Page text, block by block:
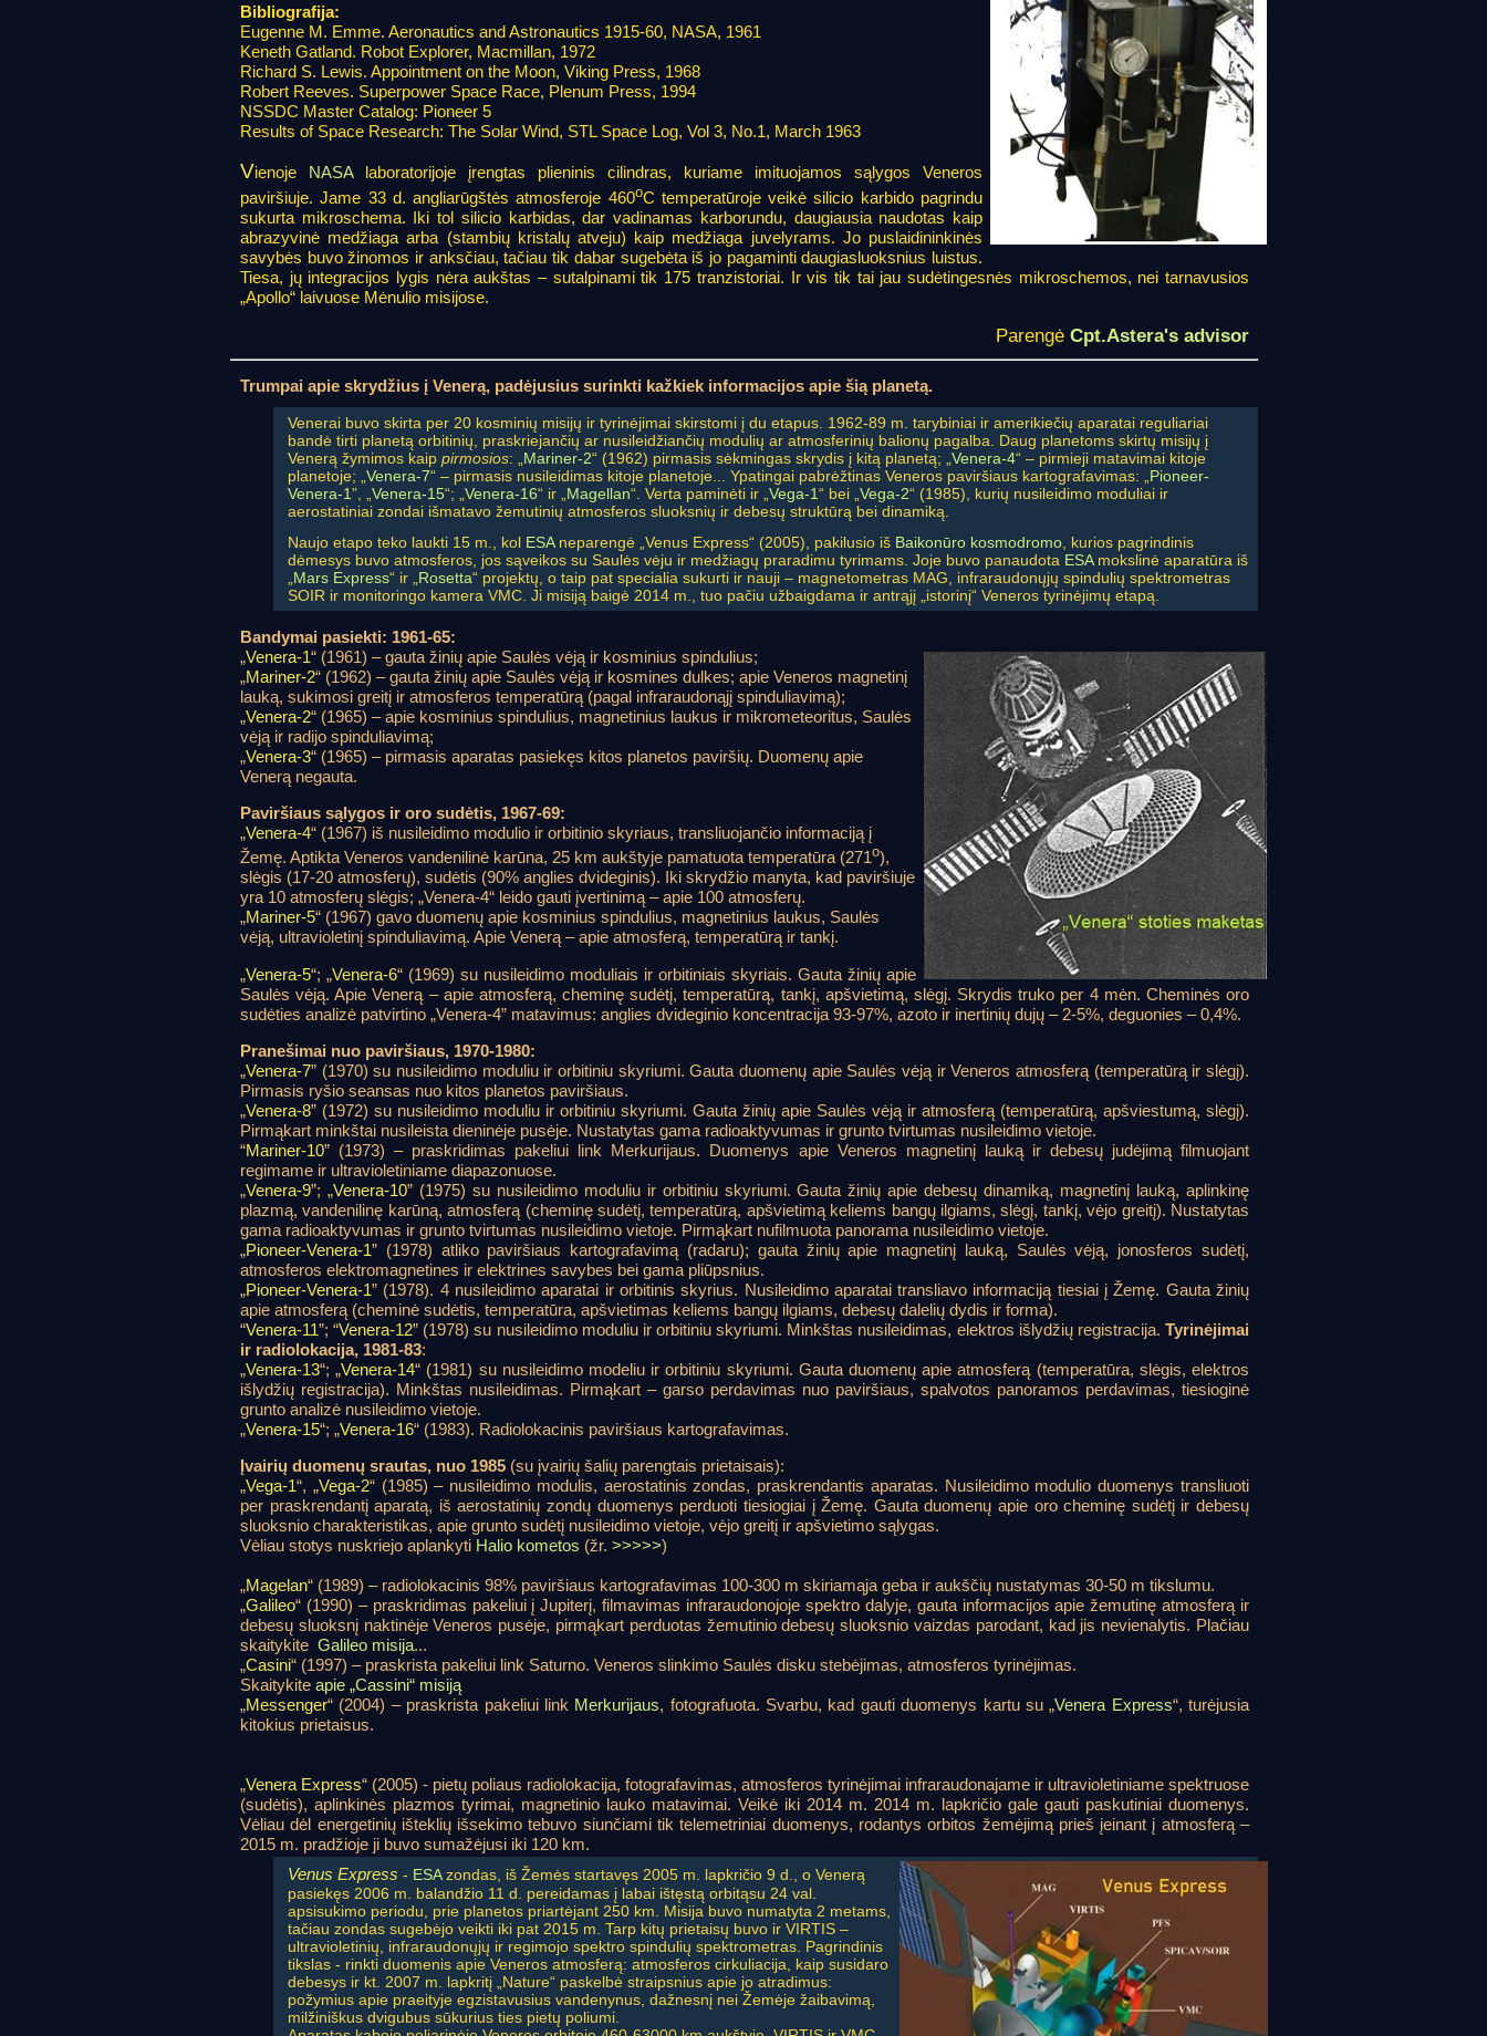
Bibliografija:
Eugenne M. Emme. Aeronautics and Astronautics 1915-60, NASA, 1961
Keneth Gatland. Robot Explorer, Macmillan, 1972
Richard S. Lewis. Appointment on the Moon, Viking Press, 1968
Robert Reeves. Superpower Space Race, Plenum Press, 1994
NSSDC Master Catalog: Pioneer 5
Results of Space Research: The Solar Wind, STL Space Log, Vol 3, No.1, March 1963
Vienoje NASAlaboratorijoje įrengtas plieninis cilindras, kuriame imituojamos sąlygos Veneros
paviršiuje. Jame 33 d. angliarūgštės atmosferoje 460oC temperatūroje veikė silicio karbido pagrindu
sukurta mikroschema. Iki tol silicio karbidas, dar vadinamas karborundu, daugiausia naudotas kaip
abrazyvinė medžiaga arba (stambių kristalų atveju) kaip medžiaga juvelyrams. Jo puslaidininkinės
savybės buvo žinomos ir anksčiau, tačiau tik dabar sugebėta iš jo pagaminti daugiasluoksnius luistus.
Tiesa, jų integracijos lygis nėra aukštas – sutalpinami tik 175 tranzistoriai. Ir vis tik tai jau sudėtingesnės mikroschemos, nei tarnavusios
„Apollo“ laivuose Mėnulio misijose.
Parengė Cpt.Astera's advisor
Trumpai apie skrydžius į Venerą, padėjusius surinkti kažkiek informacijos apie šią planetą.
Venerai buvo skirta per 20 kosminių misijų ir tyrinėjimai skirstomi į du etapus. 1962-89 m. tarybiniai ir amerikiečių aparatai reguliariai
bandė tirti planetą orbitinių, praskriejančių ar nusileidžiančių modulių ar atmosferinių balionų pagalba. Daug planetoms skirtų misijų į
Venerą žymimos kaip pirmosios: „ Mariner-2“ (1962) pirmasis sėkmingas skrydis į kitą planetą; „ Venera-4“ – pirmieji matavimai kitoje
planetoje; „ Venera-7“ – pirmasis nusileidimas kitoje planetoje... Ypatingai pabrėžtinas Veneros paviršiaus kartografavimas: „ Pioneer-
Venera-1”, „ Venera-15“; „ Venera-16“ ir „ Magellan“. Verta paminėti ir „ Vega-1“ bei „ Vega-2“ (1985), kurių nusileidimo moduliai ir
aerostatiniai zondai išmatavo žemutinių atmosferos sluoksnių ir debesų struktūrą bei dinamiką.
Naujo etapo teko laukti 15 m., kol ESAneparengė „Venus Express“ (2005), pakilusio iš Baikonūro kosmodromo , kurios pagrindinis
dėmesys buvo atmosferos, jos sąveikos su Saulės vėju ir medžiagų praradimu tyrimams. Joje buvo panaudota ESAmokslinė aparatūra iš
Mars Express“ ir „ Rosetta“ projektų, o taip pat specialia sukurti ir nauji – magnetometras MAG, infraraudonųjų spindulių spektrometras
SOIR ir monitoringo kamera VMC. Ji misiją baigė 2014 m., tuo pačiu užbaigdama ir antrąjį „istorinį“ Veneros tyrinėjimų etapą.
Bandymai pasiekti: 1961-65:
„Venera-1“ (1961) – gauta žinių apie Saulės vėją ir kosminius spindulius;
„Mariner-2“ (1962) – gauta žinių apie Saulės vėją ir kosmines dulkes; apie Veneros magnetinį
lauką, sukimosi greitį ir atmosferos temperatūrą (pagal infraraudonąjį spinduliavimą);
„Venera-2“ (1965) – apie kosminius spindulius, magnetinius laukus ir mikrometeoritus, Saulės
vėją ir radijo spinduliavimą;
„Venera-3“ (1965) – pirmasis aparatas pasiekęs kitos planetos paviršių. Duomenų apie
Venerą negauta.
Paviršiaus sąlygos ir oro sudėtis, 1967-69:
„Venera-4“ (1967) iš nusileidimo modulio ir orbitinio skyriaus, transliuojančio informaciją į
Žemę. Aptikta Veneros vandenilinė karūna, 25 km aukštyje pamatuota temperatūra (271o),
slėgis (17-20 atmosferų), sudėtis (90% anglies dvideginis). Iki skrydžio manyta, kad paviršiuje
yra 10 atmosferų slėgis; „Venera-4“ leido gauti įvertinimą – apie 100 atmosferų.
„Mariner-5“ (1967) gavo duomenų apie kosminius spindulius, magnetinius laukus, Saulės
vėją, ultravioletinį spinduliavimą. Apie Venerą – apie atmosferą, temperatūrą ir tankį.
„Venera-5“; „Venera-6“ (1969) su nusileidimo moduliais ir orbitiniais skyriais. Gauta žinių apie
Saulės vėją. Apie Venerą – apie atmosferą, cheminę sudėtį, temperatūrą, tankį, apšvietimą, slėgį. Skrydis truko per 4 mėn. Cheminės oro
sudėties analizė patvirtino „Venera-4” matavimus: anglies dvideginio koncentracija 93-97%, azoto ir inertinių dujų – 2-5%, deguonies – 0,4%.
Pranešimai nuo paviršiaus, 1970-1980:
„Venera-7” (1970) su nusileidimo moduliu ir orbitiniu skyriumi. Gauta duomenų apie Saulės vėją ir Veneros atmosferą (temperatūrą ir slėgį).
Pirmasis ryšio seansas nuo kitos planetos paviršiaus.
„Venera-8” (1972) su nusileidimo moduliu ir orbitiniu skyriumi. Gauta žinių apie Saulės vėją ir atmosferą (temperatūrą, apšviestumą, slėgį).
Pirmąkart minkštai nusileista dieninėje pusėje. Nustatytas gama radioaktyvumas ir grunto tvirtumas nusileidimo vietoje.
“Mariner-10” (1973) – praskridimas pakeliui link Merkurijaus. Duomenys apie Veneros magnetinį lauką ir debesų judėjimą filmuojant
regimame ir ultravioletiniame diapazonuose.
„Venera-9”; „Venera-10” (1975) su nusileidimo moduliu ir orbitiniu skyriumi. Gauta žinių apie debesų dinamiką, magnetinį lauką, aplinkinę
plazmą, vandenilinę karūną, atmosferą (cheminę sudėtį, temperatūrą, apšvietimą keliems bangų ilgiams, slėgį, tankį, vėjo greitį). Nustatytas
gama radioaktyvumas ir grunto tvirtumas nusileidimo vietoje. Pirmąkart nufilmuota panorama nusileidimo vietoje.
„Pioneer-Venera-1” (1978) atliko paviršiaus kartografavimą (radaru); gauta žinių apie magnetinį lauką, Saulės vėją, jonosferos sudėtį,
atmosferos elektromagnetines ir elektrines savybes bei gama pliūpsnius.
„Pioneer-Venera-1” (1978). 4 nusileidimo aparatai ir orbitinis skyrius. Nusileidimo aparatai transliavo informaciją tiesiai į Žemę. Gauta žinių
apie atmosferą (cheminė sudėtis, temperatūra, apšvietimas keliems bangų ilgiams, debesų dalelių dydis ir forma).
“Venera-11”; “Venera-12” (1978) su nusileidimo moduliu ir orbitiniu skyriumi. Minkštas nusileidimas, elektros išlydžių registracija.Tyrinėjimai
ir radiolokacija, 1981-83:
„Venera-13“; „Venera-14“ (1981) su nusileidimo modeliu ir orbitiniu skyriumi. Gauta duomenų apie atmosferą (temperatūra, slėgis, elektros
išlydžių registracija). Minkštas nusileidimas. Pirmąkart – garso perdavimas nuo paviršiaus, spalvotos panoramos perdavimas, tiesioginė
grunto analizė nusileidimo vietoje.
„Venera-15“; „Venera-16“ (1983). Radiolokacinis paviršiaus kartografavimas.
Įvairių duomenų srautas, nuo 1985 (su įvairių šalių parengtais prietaisais):
„Vega-1“, „Vega-2“ (1985) – nusileidimo modulis, aerostatinis zondas, praskrendantis aparatas. Nusileidimo modulio duomenys transliuoti
per praskrendantį aparatą, iš aerostatinių zondų duomenys perduoti tiesiogiai į Žemę. Gauta duomenų apie oro cheminę sudėtį ir debesų
sluoksnio charakteristikas, apie grunto sudėtį nusileidimo vietoje, vėjo greitį ir apšvietimo sąlygas.
Vėliau stotys nuskriejo aplankyti Halio kometos (žr. >>>>>)
„Magelan“ (1989) – radiolokacinis 98% paviršiaus kartografavimas 100-300 m skiriamąja geba ir aukščių nustatymas 30-50 m tikslumu.
„Galileo“ (1990) – praskridimas pakeliui į Jupiterį, filmavimas infraraudonojoje spektro dalyje, gauta informacijos apie žemutinę atmosferą ir
debesų sluoksnį naktinėje Veneros pusėje, pirmąkart perduotas žemutinio debesų sluoksnio vaizdas parodant, kad jis nevienalytis. Plačiau
skaitykite Galileo misija...
„Casini“ (1997) – praskrista pakeliui link Saturno. Veneros slinkimo Saulės disku stebėjimas, atmosferos tyrinėjimas.
Skaitykite apie „Cassini“ misiją
„Messenger“ (2004) – praskrista pakeliui link Merkurijaus, fotografuota. Svarbu, kad gauti duomenys kartu su „Venera Express“, turėjusia
kitokius prietaisus.
„Venera Express“ (2005) - pietų poliaus radiolokacija, fotografavimas, atmosferos tyrinėjimai infraraudonajame ir ultravioletiniame spektruose
(sudėtis), aplinkinės plazmos tyrimai, magnetinio lauko matavimai. Veikė iki 2014 m. 2014 m. lapkričio gale gauti paskutiniai duomenys.
Vėliau dėl energetinių išteklių išsekimo tebuvo siunčiami tik telemetriniai duomenys, rodantys orbitos žemėjimą prieš įeinant į atmosferą –
2015 m. pradžioje ji buvo sumažėjusi iki 120 km.
Venus Express - ESAzondas, iš Žemės startavęs 2005 m. lapkričio 9 d., o Venerą
pasiekęs 2006 m. balandžio 11 d. pereidamas į labai ištęstą orbitąsu 24 val.
apsisukimo periodu, prie planetos priartėjant 250 km. Misija buvo numatyta 2 metams,
tačiau zondas sugebėjo veikti iki pat 2015 m. Tarp kitų prietaisų buvo ir VIRTIS –
ultravioletinių, infraraudonųjų ir regimojo spektro spindulių spektrometras. Pagrindinis
tikslas - rinkti duomenis apie Veneros atmosferą: atmosferos cirkuliacija, kaip susidaro
debesys ir kt. 2007 m. lapkritį „Nature“ paskelbė straipsnius apie jo atradimus:
požymius apie praeityje egzistavusius vandenynus, dažnesnį nei Žemėje žaibavimą,
milžiniškus dvigubus sūkurius ties pietų poliumi.